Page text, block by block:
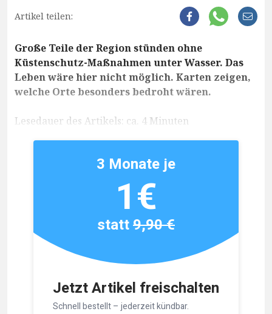
Artikel teilen:
Große Teile der Region stünden ohne
Küstenschutz-Maßnahmen unter Wasser. Das
Leben wäre hier nicht möglich. Karten zeigen,
welche Orte besonders bedroht wären.
Lesedauer des Artikels: ca. 4 Minuten
Jetzt Artikel freischalten
Schnell bestellt – jederzeit kündbar.
3 Monate je
1€
statt9,90 €